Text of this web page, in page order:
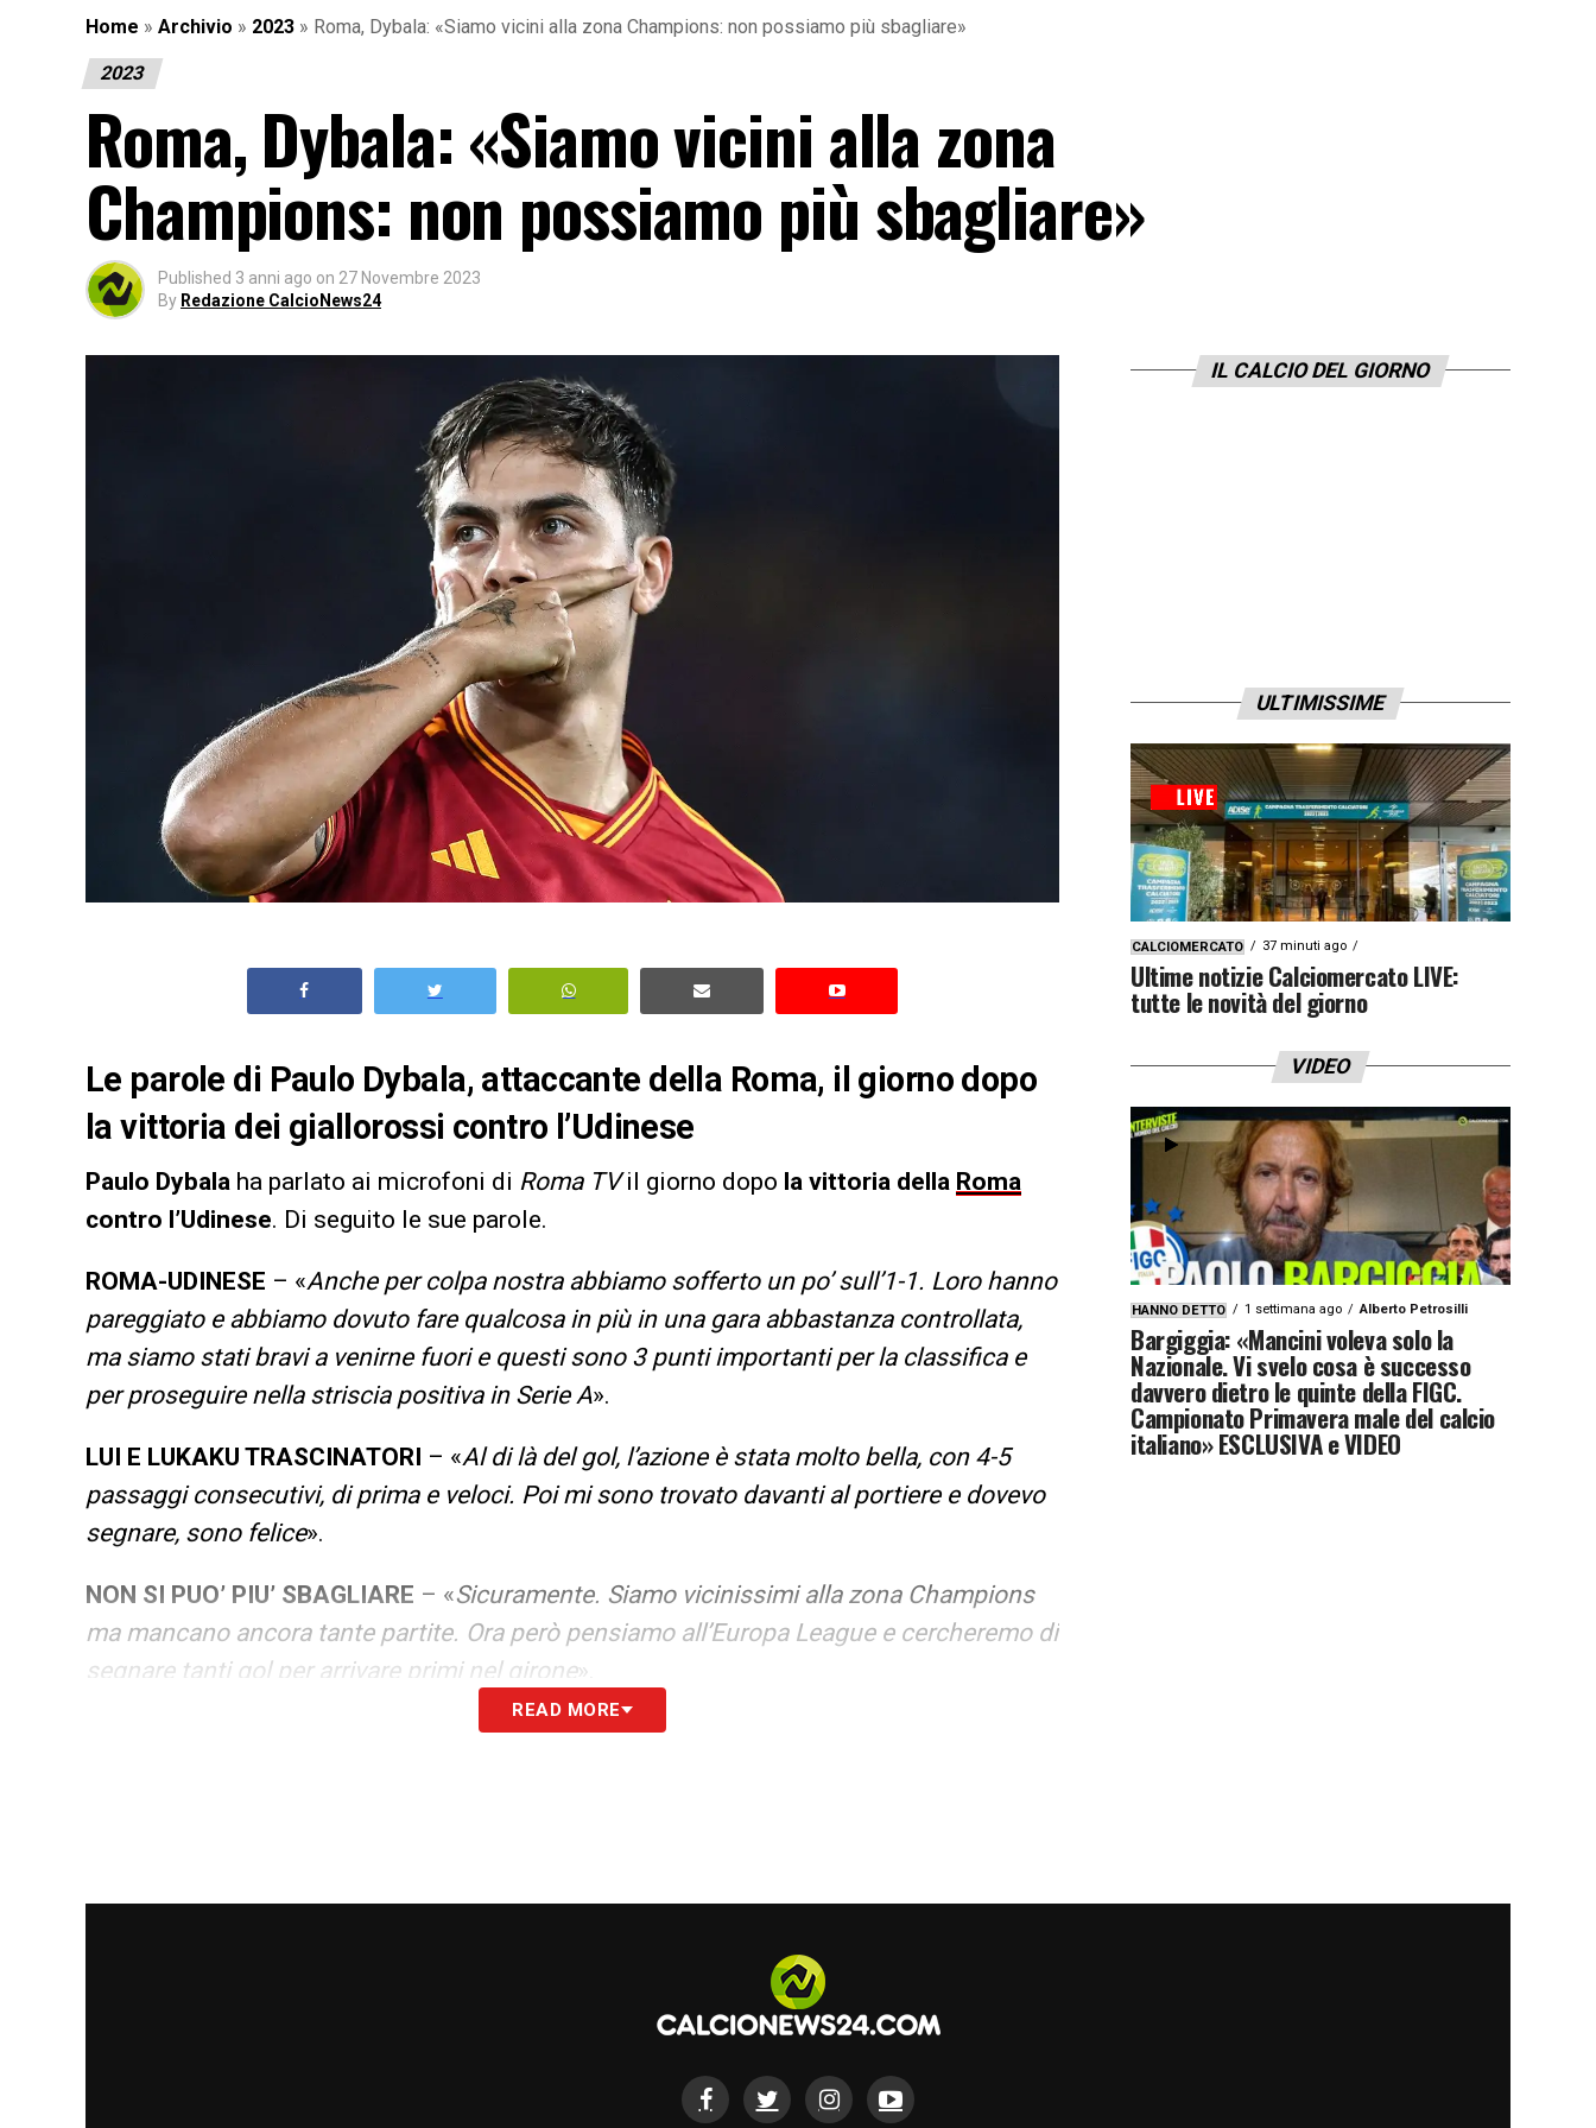
Home » Archivio » 2023 » Roma, Dybala: «Siamo vicini alla zona Champions: non possiamo più sbagliare»
2023
Roma, Dybala: «Siamo vicini alla zona
Champions: non possiamo più sbagliare»
Published 3 anni ago on 27 Novembre 2023
By Redazione CalcioNews24
Le parole di Paulo Dybala, attaccante della Roma, il giorno dopo
la vittoria dei giallorossi contro l’Udinese
Paulo Dybala ha parlato ai microfoni di Roma TVil giorno dopo la vittoria della Roma
contro l’Udinese. Di seguito le sue parole.
ROMA-UDINESE – «Anche per colpa nostra abbiamo sofferto un po’ sull’1-1. Loro hanno
pareggiato e abbiamo dovuto fare qualcosa in più in una gara abbastanza controllata,
ma siamo stati bravi a venirne fuori e questi sono 3 punti importanti per la classifica e
per proseguire nella striscia positiva in Serie A».
LUI E LUKAKU TRASCINATORI – «Al di là del gol, l’azione è stata molto bella, con 4-5
passaggi consecutivi, di prima e veloci. Poi mi sono trovato davanti al portiere e dovevo
segnare, sono felice».
NON SI PUO’ PIU’ SBAGLIARE – «Sicuramente. Siamo vicinissimi alla zona Champions
ma mancano ancora tante partite. Ora però pensiamo all’Europa League e cercheremo di
segnare tanti gol per arrivare primi nel girone».
READ MORE
IL CALCIO DEL GIORNO
ULTIMISSIME
CALCIOMERCATO 37 minuti ago
Ultime notizie Calciomercato LIVE:
tutte le novità del giorno
VIDEO
HANNO DETTO 1 settimana ago Alberto Petrosilli
Bargiggia: «Mancini voleva solo la
Nazionale. Vi svelo cosa è successo
davvero dietro le quinte della FIGC.
Campionato Primavera male del calcio
italiano» ESCLUSIVA e VIDEO